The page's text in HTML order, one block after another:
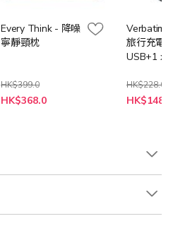
Every Think - 降噪
寧靜頸枕
HK$399.0
HK$368.0
Verbatim
旅行充電
USB+1 x
HK$228.0
特
HK$148.0